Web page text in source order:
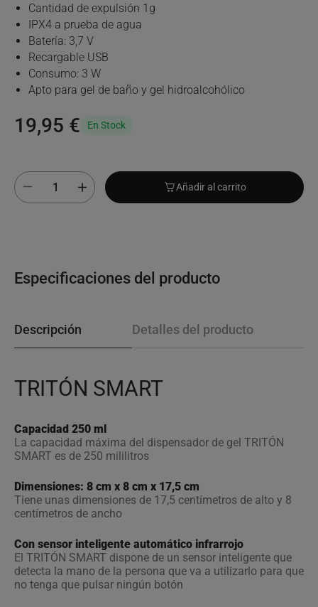
Cantidad de expulsión 1g
IPX4 a prueba de agua
Batería: 3,7 V
Recargable USB
Consumo: 3 W
Apto para gel de baño y gel hidroalcohólico
En Stock
19,95 €
Añadir al carrito
Especificaciones del producto
Descripción Detalles del producto
TRITÓN SMART
Capacidad 250 ml
La capacidad máxima del dispensador de gel TRITÓN
SMART es de 250 mililitros
Dimensiones: 8 cm x 8 cm x 17,5 cm
Tiene unas dimensiones de 17,5 centímetros de alto y 8
centímetros de ancho
Con sensor inteligente automático infrarrojo
El TRITÓN SMART dispone de un sensor inteligente que
detecta la mano de la persona que va a utilizarlo para que
no tenga que pulsar ningún botón